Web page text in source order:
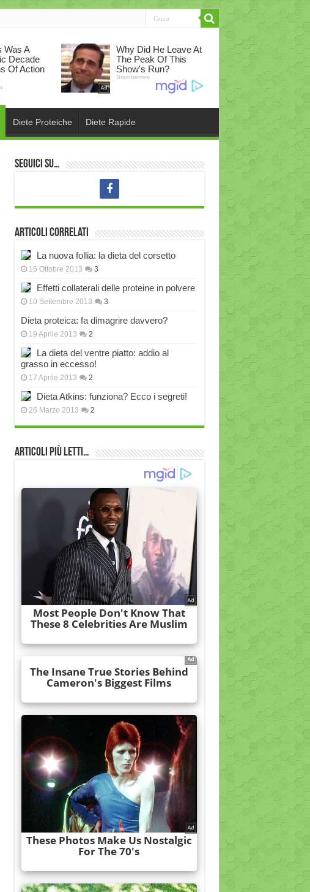
Diete Proteiche Diete Rapide
Seguici su…
Articoli correlati
La nuova follia: la dieta del corsetto
15 Ottobre 2013 3
Effetti collaterali delle proteine in polvere
10 Settembre 2013 3
Dieta proteica: fa dimagrire davvero?
19 Aprile 2013 2
La dieta del ventre piatto: addio al
grasso in eccesso!
17 Aprile 2013 2
Dieta Atkins: funziona? Ecco i segreti!
26 Marzo 2013 2
Articoli più Letti…